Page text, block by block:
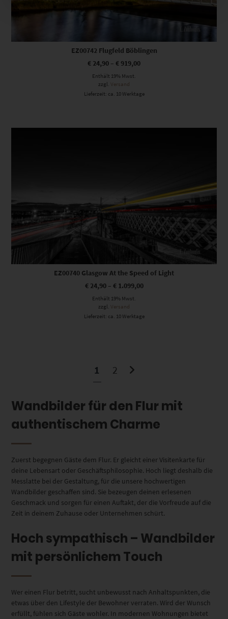
EZ00742 Flugfeld Böblingen
€ 24,90 – € 919,00
Enthält 19% Mwst.
zzgl. Versand
Lieferzeit: ca. 10 Werktage
Dieses Produkt weist mehrere Varianten auf. Die Optionen können auf der Produktseite gewählt werden
EZ00740 Glasgow At the Speed of Light
€24,90– €1.099,00
Enthält 19% Mwst.
zzgl. Versand
Lieferzeit: ca. 10 Werktage
1 2
Wandbilder für den Flur mit
authentischem Charme
Zuerst begegnen Gäste dem Flur. Er gleicht einer Visitenkarte für
deine Lebensart oder Geschäftsphilosophie. Hoch liegt deshalb die
Messlatte bei der Gestaltung, für die unsere hochwertigen
Wandbilder geschaffen sind. Sie bezeugen deinen erlesenen
Geschmack und sorgen für einen Auftakt, der die Vorfreude auf die
Zeit in deinem Zuhause oder Unternehmen schürt.
Hoch sympathisch – Wandbilder
mit persönlichem Touch
Wer einen Flur betritt, sucht unbewusst nach Anhaltspunkten, die
etwas über den Lifestyle der Bewohner verraten. Wird der Wunsch
erfüllt, fühlen sich Gäste wohler. In modernen Wohnungen bietet